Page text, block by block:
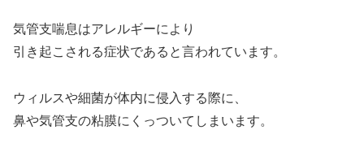
気管支喘息はアレルギーにより
引き起こされる症状であると言われています。
ウィルスや細菌が体内に侵入する際に、
鼻や気管支の粘膜にくっついてしまいます。